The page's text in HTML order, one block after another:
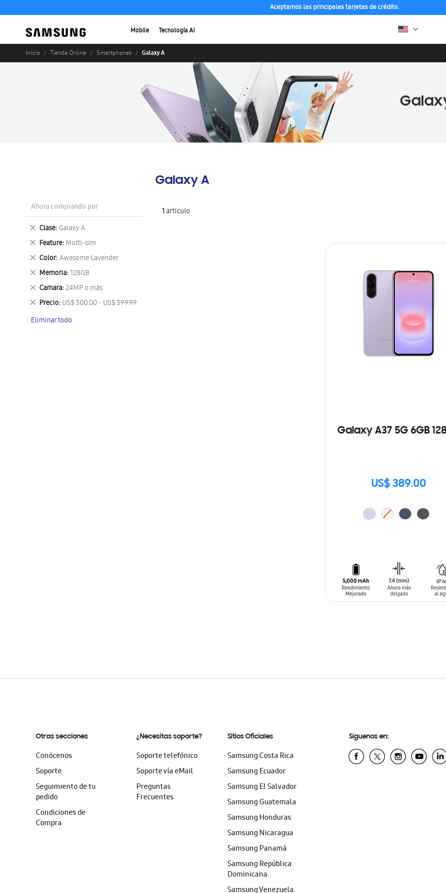
Aceptamos las principales tarjetas de crédito.
Mobile Tecnología AI
Inicio Tienda Online Smartphones Galaxy A
Galaxy A
1artículo
Galaxy A37 5G 6GB
US$ 389.00
Ahora comprando por
Clase Galaxy A
Eliminar
este
artículo
Feature Multi-sim
Eliminar
este
artículo
Color Awesome Lavender
Eliminar
este
artículo
Memoria 128GB
Eliminar
este
artículo
Camara 24MP o más
Eliminar
este
artículo
Precio US$ 300.00 - US$ 399.99
Eliminar
artículo
Eliminar todo
Otras secciones
Conócenos
Soporte
Seguimiento de tu
pedido
Condiciones de
Compra
¿Necesitas soporte?
Soporte telefónico
Soporte vía eMail
Preguntas
Frecuentes
Sitios Oficiales
Samsung Costa Rica
Samsung Ecuador
Samsung El Salvador
Samsung Guatemala
Samsung Honduras
Samsung Nicaragua
Samsung Panamá
Samsung República
Dominicana
Samsung Venezuela
Síguenos en: